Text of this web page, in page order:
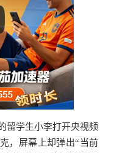
留学生小李打开央视频
，屏幕上却弹出“当前